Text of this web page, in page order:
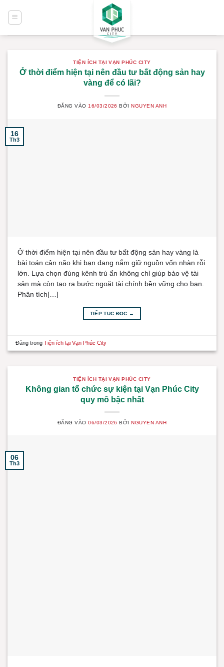
nội
dung
TIỆN ÍCH TẠI VẠN PHÚC CITY
Ở thời điểm hiện tại nên đầu tư bất động sản hay
vàng để có lãi?
ĐĂNG VÀO16/03/2026 BỞINGUYEN ANH
16
Th3
Ở thời điểm hiện tại nên đầu tư bất động sản hay vàng là
bài toán cân não khi bạn đang nắm giữ nguồn vốn nhàn rỗi
lớn. Lựa chọn đúng kênh trú ẩn không chỉ giúp bảo vệ tài
sản mà còn tạo ra bước ngoặt tài chính bền vững cho bạn.
Phân tích[…]
TIẾP TỤC ĐỌC →
Đăng trongTiện ích tại Vạn Phúc City
TIỆN ÍCH TẠI VẠN PHÚC CITY
Không gian tổ chức sự kiện tại Vạn Phúc City
quy mô bậc nhất
ĐĂNG VÀO06/03/2026 BỞINGUYEN ANH
06
Th3